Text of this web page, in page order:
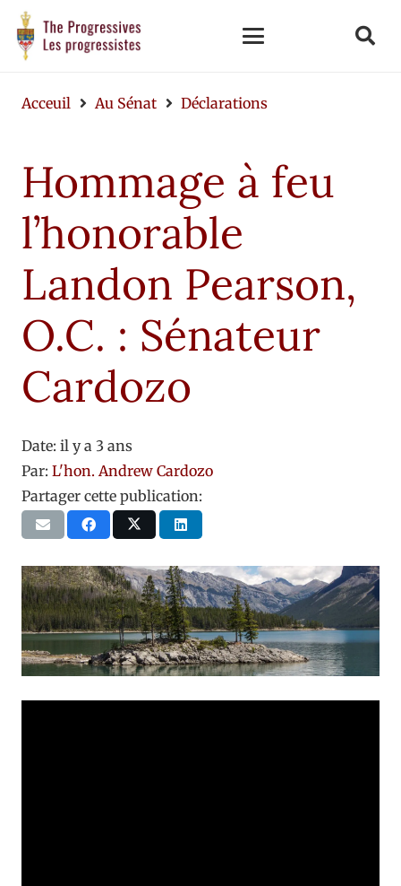
Acceuil Au Sénat Déclarations
Hommage à feu
l’honorable
Landon Pearson,
O.C. : Sénateur
Cardozo
Date: il y a 3 ans
Par: L'hon. Andrew Cardozo
Partager cette publication: